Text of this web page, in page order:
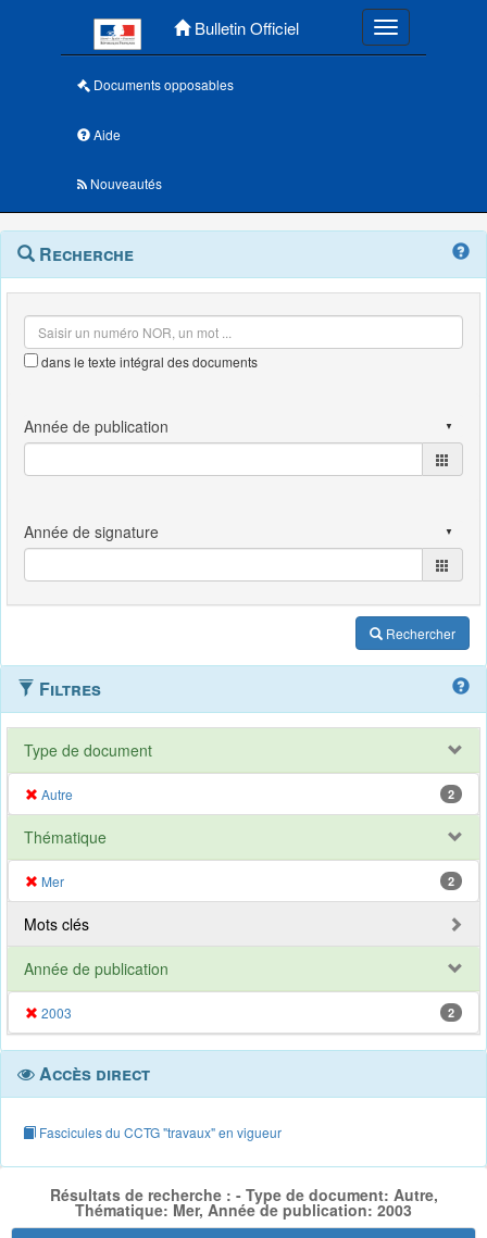
Bulletin Officiel Toggle
Documents opposables
Aide
Nouveautés
Navigation
outils
Menu
contextuel
Recherche
dans le texte intégral des documents
Rechercher
Filtres
Type de document
Autre 2
Thématique
Mer 2
Mots clés
Année de publication
2003 2
Accès direct
Fascicules du CCTG "travaux" en vigueur
Résultats de recherche : - Type de document: Autre,
Thématique: Mer, Année de publication: 2003